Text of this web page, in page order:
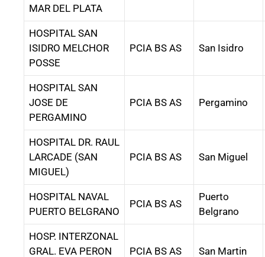
MAR DEL PLATA
HOSPITAL SAN
ISIDRO MELCHOR
POSSE
PCIA BS AS San Isidro
HOSPITAL SAN
JOSE DE
PERGAMINO
PCIA BS AS Pergamino
HOSPITAL DR. RAUL
LARCADE (SAN
MIGUEL)
PCIA BS AS San Miguel
HOSPITAL NAVAL
PUERTO BELGRANO
PCIA BS AS
Puerto
Belgrano
HOSP. INTERZONAL
GRAL. EVA PERON
PCIA BS AS San Martin